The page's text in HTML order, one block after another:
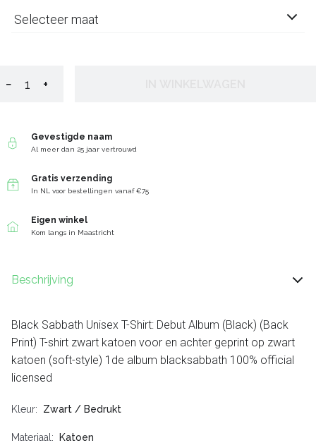
Selecteer maat
− +
Gevestigde naam
Al meer dan 25 jaar vertrouwd
Gratis verzending
In NL voor bestellingen vanaf €75
Eigen winkel
Kom langs in Maastricht
Beschrijving
Black Sabbath Unisex T-Shirt: Debut Album (Black) (Back
Print) T-shirt zwart katoen voor en achter geprint op zwart
katoen (soft-style) 1de album blacksabbath 100% official
licensed
Kleur Zwart / Bedrukt
Materiaal Katoen